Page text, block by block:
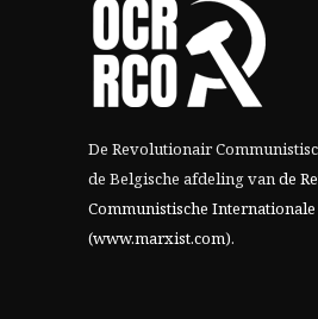
De Revolutionair
de Belgische afdeling vande
Communistische Internationale
(www.marxist.com).